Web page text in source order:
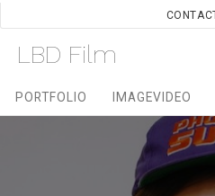
content
LBD Film
Site
Navigation
PORTFOLIO IMAGEVIDEO